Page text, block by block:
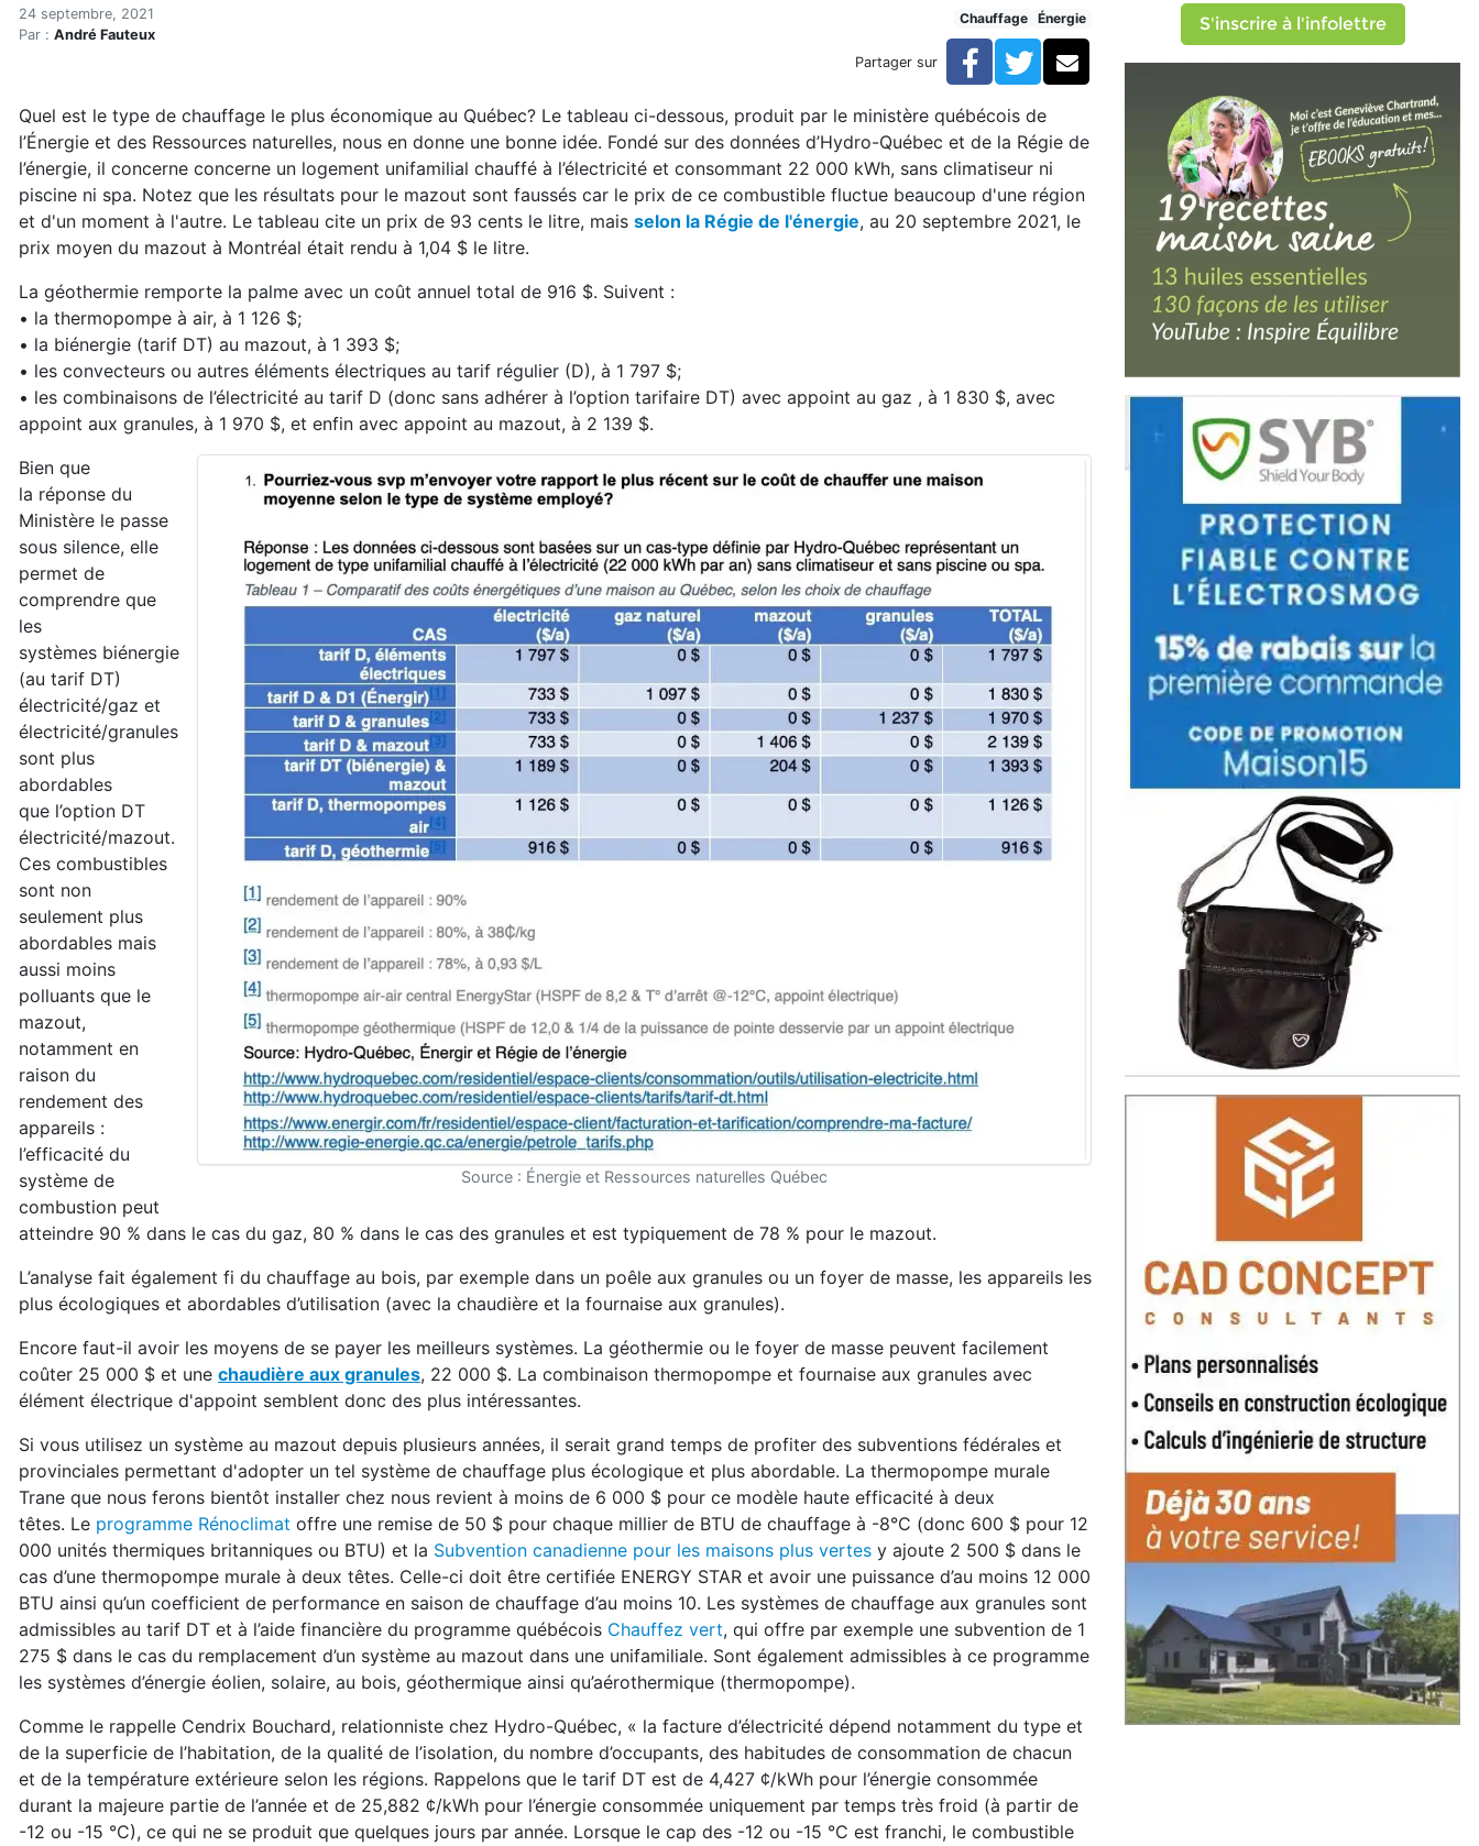
Accueil
Articles
Biénergie aux granules : une voie d’avenir ?
Biénergie aux granules : une voie d’avenir ?
24 septembre, 2021
Par : André Fauteux
Chauffage Énergie
Partager sur Facebook
TwitterCourriel
Quel est le type de chauffage le plus économique au Québec? Le tableau ci-dessous, produit par le ministère québécois de
l’Énergie et des Ressources naturelles, nous en donne une bonne idée. Fondé sur des données d’Hydro-Québec et de la Régie de
l’énergie, il concerne concerne un logement unifamilial chauffé à l’électricité et consommant 22 000 kWh, sans climatiseur ni
piscine ni spa. Notez que les résultats pour le mazout sont faussés car le prix de ce combustible fluctue beaucoup d'une région
et d'un moment à l'autre. Le tableau cite un prix de 93 cents le litre, mais selon la Régie de l'énergie, au 20 septembre 2021, le
prix moyen du mazout à Montréal était rendu à 1,04 $ le litre.
La géothermie remporte la palme avec un coût annuel total de 916 $. Suivent :
• la thermopompe à air, à 1 126 $;
• la biénergie (tarif DT) au mazout, à 1 393 $;
• les convecteurs ou autres éléments électriques au tarif régulier (D), à 1 797 $;
• les combinaisons de l’électricité au tarif D (donc sans adhérer à l’option tarifaire DT) avec appoint au gaz , à 1 830 $, avec
appoint aux granules, à 1 970 $, et enfin avec appoint au mazout, à 2 139 $.
Source : Énergie et Ressources naturelles Québec
Bien que
la réponse du
Ministère le passe
sous silence, elle
permet de
comprendre que
les
systèmes biénergie
(au tarif DT)
électricité/gaz et
électricité/granules
sont plus
abordables
que l’option DT
électricité/mazout.
Ces combustibles
sont non
seulement plus
abordables mais
aussi moins
polluants que le
mazout,
notamment en
raison du
rendement des
appareils :
l’efficacité du
système de
combustion peut
atteindre 90 % dans le cas du gaz, 80 % dans le cas des granules et est typiquement de 78 % pour le mazout.
L’analyse fait également fi du chauffage au bois, par exemple dans un poêle aux granules ou un foyer de masse, les appareils les
plus écologiques et abordables d’utilisation (avec la chaudière et la fournaise aux granules).
Encore faut-il avoir les moyens de se payer les meilleurs systèmes. La géothermie ou le foyer de masse peuvent facilement
coûter 25 000 $ et une chaudière aux granules, 22 000 $. La combinaison thermopompe et fournaise aux granules avec
élément électrique d'appoint semblent donc des plus intéressantes.
Si vous utilisez un système au mazout depuis plusieurs années, il serait grand temps de profiter des subventions fédérales et
provinciales permettant d'adopter un tel système de chauffage plus écologique et plus abordable. La thermopompe murale
Trane que nous ferons bientôt installer chez nous revient à moins de 6 000 $ pour ce modèle haute efficacité à deux
têtes. Le programme Rénoclimat offre une remise de 50 $ pour chaque millier de BTU de chauffage à -8°C (donc 600 $ pour 12
000 unités thermiques britanniques ou BTU) et la Subvention canadienne pour les maisons plus vertes y ajoute 2 500 $ dans le
cas d’une thermopompe murale à deux têtes. Celle-ci doit être certifiée ENERGY STAR et avoir une puissance d’au moins 12 000
BTU ainsi qu’un coefficient de performance en saison de chauffage d’au moins 10. Les systèmes de chauffage aux granules sont
admissibles au tarif DT et à l’aide financière du programme québécois Chauffez vert, qui offre par exemple une subvention de 1
275 $ dans le cas du remplacement d’un système au mazout dans une unifamiliale. Sont également admissibles à ce programme
les systèmes d’énergie éolien, solaire, au bois, géothermique ainsi qu’aérothermique (thermopompe).
Comme le rappelle Cendrix Bouchard, relationniste chez Hydro-Québec, « la facture d’électricité dépend notamment du type et
de la superficie de l’habitation, de la qualité de l’isolation, du nombre d’occupants, des habitudes de consommation de chacun
et de la température extérieure selon les régions. Rappelons que le tarif DT est de 4,427 ¢/kWh pour l’énergie consommée
durant la majeure partie de l’année et de 25,882 ¢/kWh pour l’énergie consommée uniquement par temps très froid (à partir de
-12 ou -15 °C), ce qui ne se produit que quelques jours par année. Lorsque le cap des -12 ou -15 °C est franchi, le combustible
S'inscrire à l'infolettre